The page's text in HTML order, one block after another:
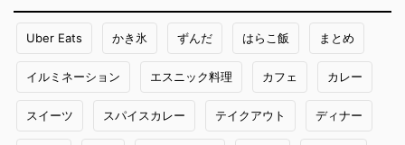
Uber Eats かき氷 ずんだ はらこ飯 まとめ
イルミネーション エスニック料理 カフェ カレー
スイーツ スパイスカレー テイクアウト ディナー